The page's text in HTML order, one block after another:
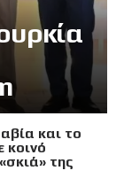
και το
κοινό
της